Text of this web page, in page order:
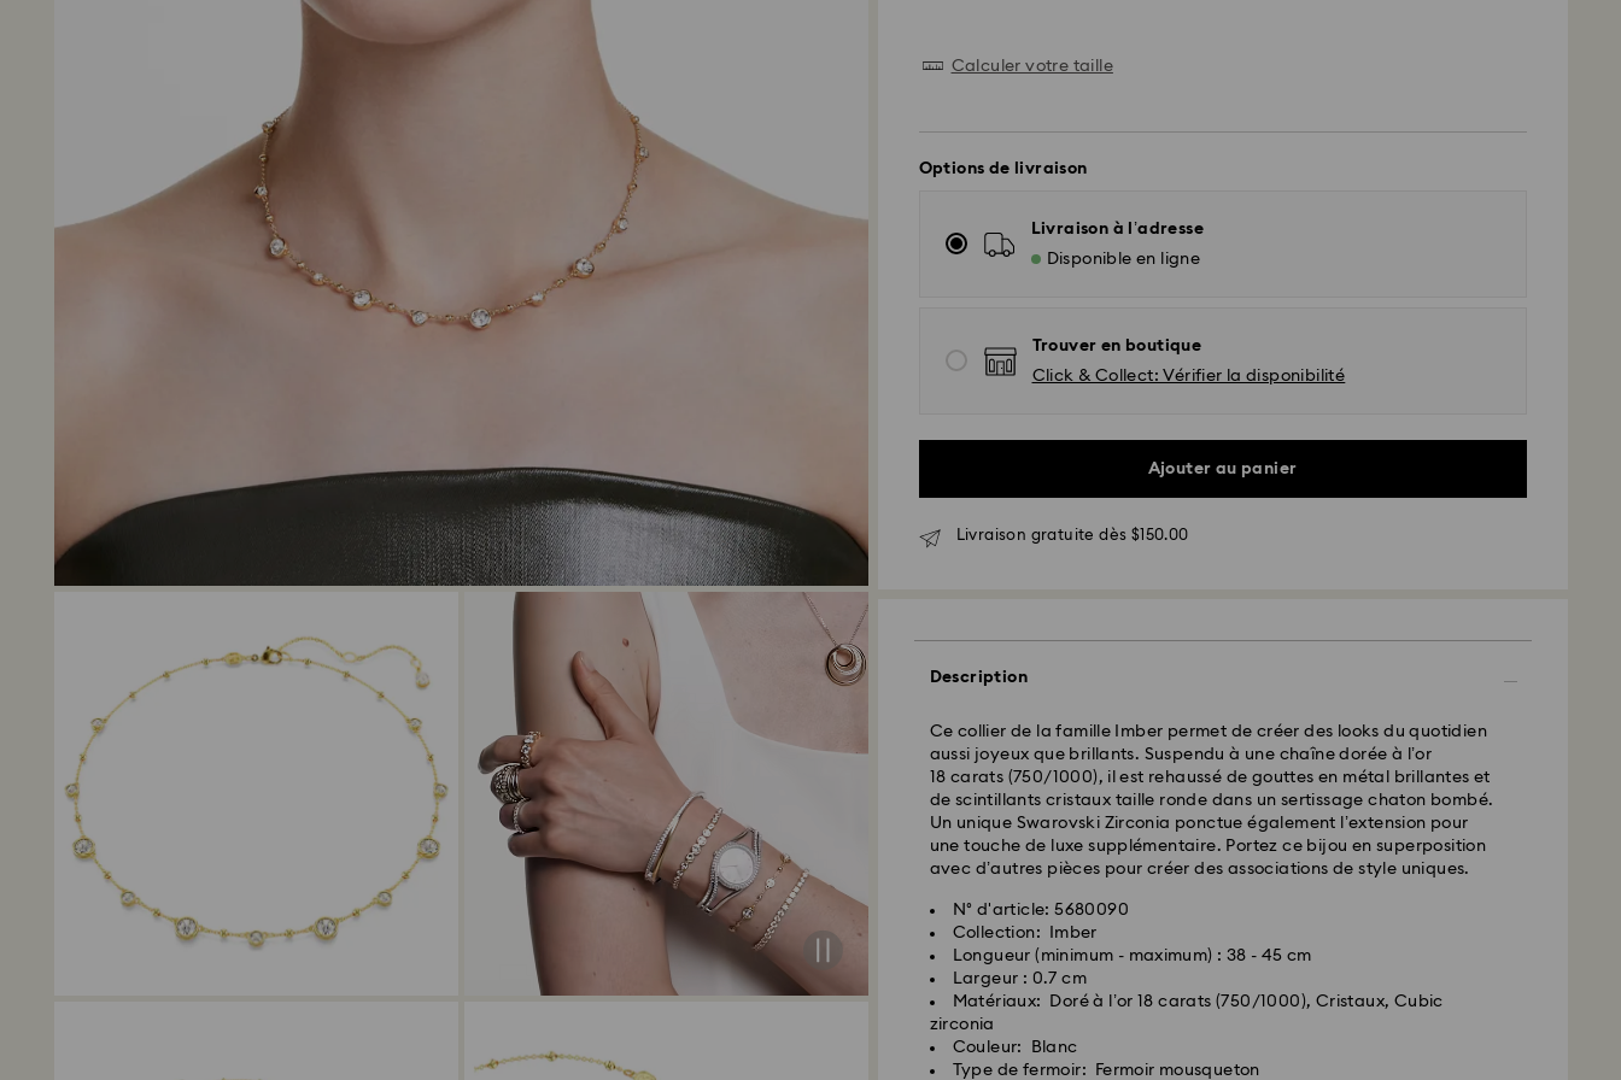
Calculer votre taille
Options de livraison
Livraison à l’adresse
Disponible en ligne
Trouver en boutique
Click & Collect: Vérifier la disponibilité
Ajouter au panier
Livraison gratuite dès $150.00
Description
Ce collier de la famille Imber permet de créer des looks du quotidien
aussi joyeux que brillants. Suspendu à une chaîne dorée à l’or
18 carats (750/1000), il est rehaussé de gouttes en métal brillantes et
de scintillants cristaux taille ronde dans un sertissage chaton bombé.
Un unique Swarovski Zirconia ponctue également l’extension pour
une touche de luxe supplémentaire. Portez ce bijou en superposition
avec d’autres pièces pour créer des associations de style uniques.
N° d'article: 5680090
Collection: Imber
Longueur (minimum - maximum) : 38 - 45 cm
Largeur : 0.7 cm
Matériaux: Doré à l’or 18 carats (750/1000), Cristaux, Cubic
zirconia
Couleur: Blanc
Type de fermoir: Fermoir mousqueton
Livraison standard - UPS
Délai de livraison standard : 2 à 5 jours ouvrables après traitement et
expédition
Côte Ouest: 3-5 jours
Coût d’expédition standard : 10.95 CAD
Livraison standard gratuite au-delà de : 150 CAD
Les commandes passées le week-end et les jours fériés sont traitées
et expédiées le jour ouvrable suivant.
Swarovski n’est pas en mesure de livrer les boîtes postales ou les
adresses militaire/navales. Les articles restent la propriété de
Swarovski jusqu’à la réception du paiement final.
Lorsque les articles sont commandés avant les dernières dates de
livraison indiquées, leur livraison est généralement exécutée à temps.